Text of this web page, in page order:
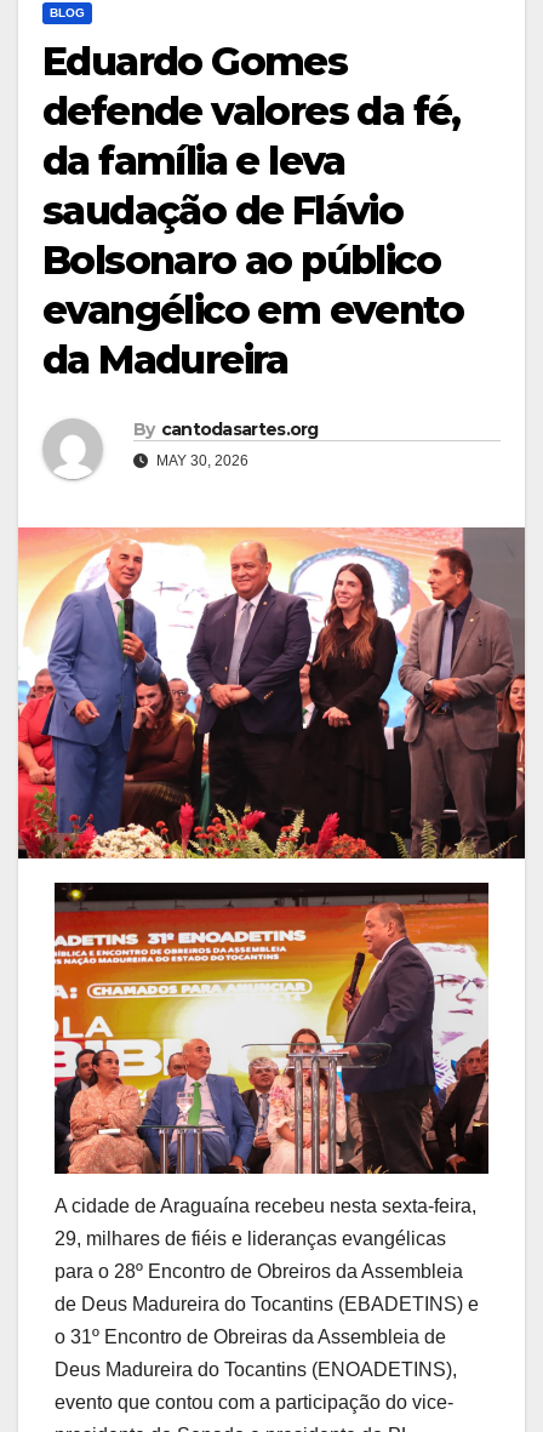
BLOG
Eduardo Gomes
defende valores da fé,
da família e leva
saudação de Flávio
Bolsonaro ao público
evangélico em evento
da Madureira
By cantodasartes.org
MAY 30, 2026
A cidade de Araguaína recebeu nesta sexta-feira,
29, milhares de fiéis e lideranças evangélicas
para o 28º Encontro de Obreiros da Assembleia
de Deus Madureira do Tocantins (EBADETINS) e
o 31º Encontro de Obreiras da Assembleia de
Deus Madureira do Tocantins (ENOADETINS),
evento que contou com a participação do vice-